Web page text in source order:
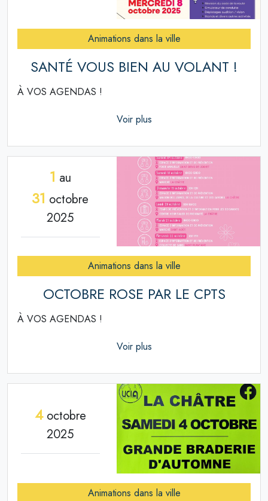
Animations dans la ville
SANTÉ VOUS BIEN AU VOLANT !
À VOS AGENDAS !
Voir plus
1 au
31 octobre
2025
Animations dans la ville
OCTOBRE ROSE PAR LE CPTS
À VOS AGENDAS !
Voir plus
4octobre
2025
Animations dans la ville